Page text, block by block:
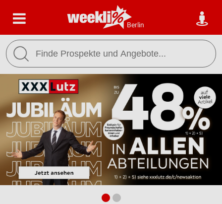
Berlin